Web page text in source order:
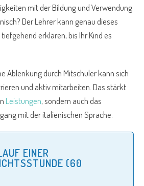
mit der Bildung und Verwendung
Der Lehrer kann genau dieses
erklären, bis Ihr Kind es
Ablenkung durch Mitschüler kann sich
und aktiv mitarbeiten. Das stärkt
Leistungen, sondern auch das
mit der italienischen Sprache.
EINER
(60